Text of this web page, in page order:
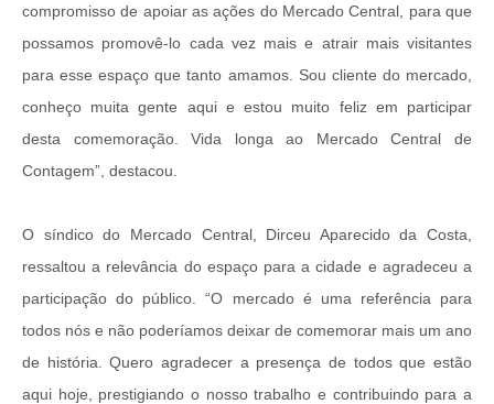
compromisso de apoiar as ações do Mercado Central, para que
possamos promovê-lo cada vez mais e atrair mais visitantes
para esse espaço que tanto amamos. Sou cliente do mercado,
conheço muita gente aqui e estou muito feliz em participar
desta comemoração. Vida longa ao Mercado Central de
Contagem”, destacou.
O síndico do Mercado Central, Dirceu Aparecido da Costa,
ressaltou a relevância do espaço para a cidade e agradeceu a
participação do público. “O mercado é uma referência para
todos nós e não poderíamos deixar de comemorar mais um ano
de história. Quero agradecer a presença de todos que estão
aqui hoje, prestigiando o nosso trabalho e contribuindo para a